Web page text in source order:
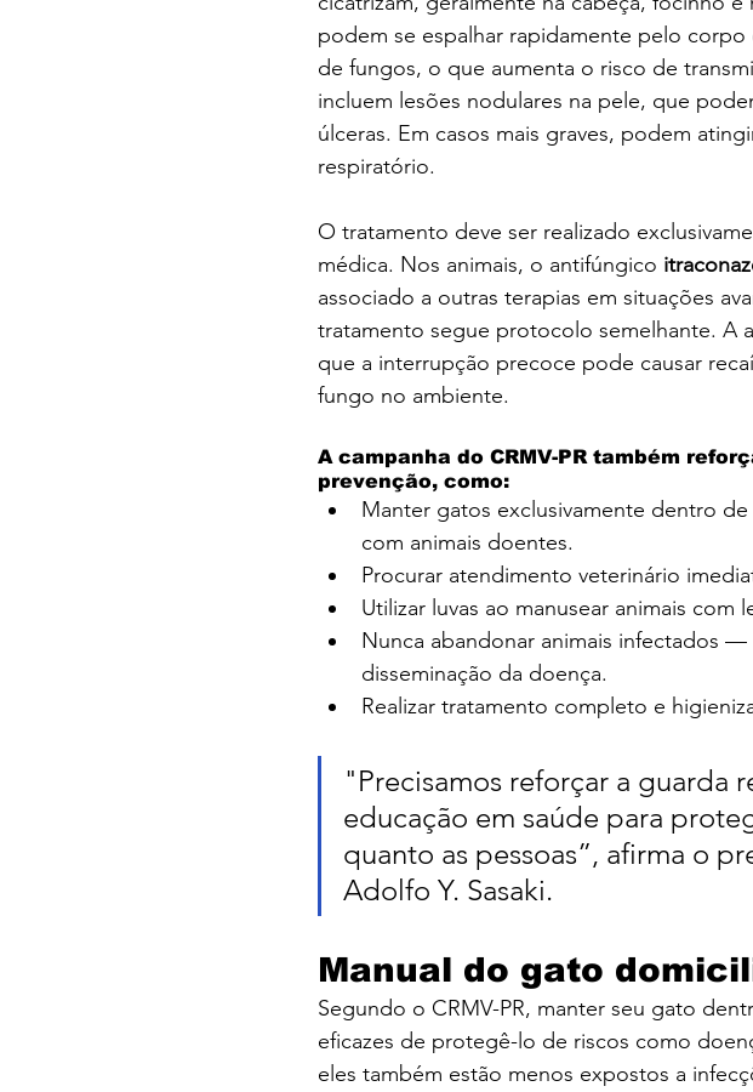
podem se espalhar rapidamente pelo
de fungos, o que aumenta o risco de
incluem lesões nodulares na pele, que
úlceras. Em casos mais graves, podem
respiratório.
O tratamento deve ser realizado
médica. Nos animais, o antifúngico
associado a outras terapias em situações
tratamento segue protocolo semelhante. A
que a interrupção precoce pode causar
fungo no ambiente.
A campanha do CRMV-PR também
prevenção, como:
Manter gatos exclusivamente dentro
com animais doentes.
Procurar atendimento veterinário
Utilizar luvas ao manusear animais com
Nunca abandonar animais infectados —
disseminação da doença.
Realizar tratamento completo e
"Precisamos reforçar a guarda
educação em saúde para
quanto as pessoas”, afirma o
Adolfo Y. Sasaki.
Manual do gato
Segundo o CRMV-PR, manter seu gato
eficazes de protegê-lo de riscos como
eles também estão menos expostos a